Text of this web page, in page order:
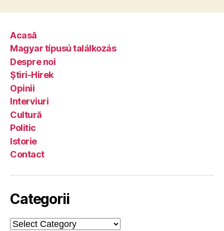
Acasă
Magyar típusú találkozás
Despre noi
Ştiri-Hirek
Opinii
Interviuri
Cultură
Politic
Istorie
Contact
Categorii
Categorii